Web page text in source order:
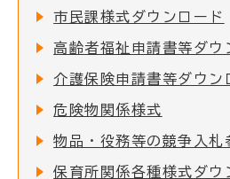
市民課様式ダウンロード
高齢者福祉申請書等ダウ
介護保険申請書等ダウン
危険物関係様式
保育所関係各種様式ダウ